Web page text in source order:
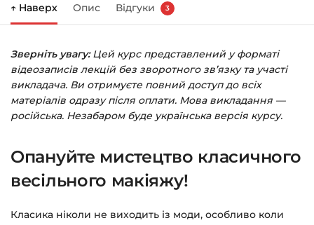
Праворуч з’явиться кошик — натисніть
Заповніть всі поля (пошта та пароль).
Оплатіть зручним способом (більше 8
способів оплати).
Натисніть її — і відкриється сторінка з
курсами.
на email.
↑ Наверх Опис Відгуки 3
Зверніть увагу:Цей курс представлений у форматі
відеозаписів лекцій без зворотного зв’язку та участі
викладача. Ви отримуєте повний доступ до всіх
матеріалів одразу після оплати. Мова викладання —
російська. Незабаром буде українська версія курсу.
Опануйте мистецтво класичного
весільного макіяжу!
Класика ніколи не виходить із моди, особливо коли